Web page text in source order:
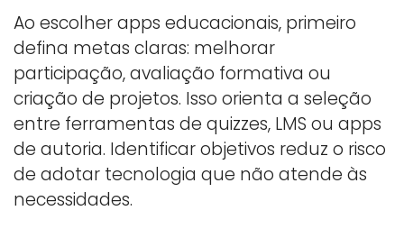
Ao escolher apps educacionais, primeiro
defina metas claras: melhorar
participação, avaliação formativa ou
criação de projetos. Isso orienta a seleção
entre ferramentas de quizzes, LMS ou apps
de autoria. Identificar objetivos reduz o risco
de adotar tecnologia que não atende às
necessidades.